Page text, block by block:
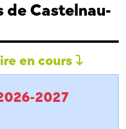
de Castelnau-
en cours
2027